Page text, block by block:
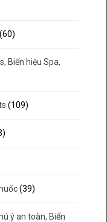
(60)
Biển hiệu Spa,
(109)
(39)
ý an toàn, Biển